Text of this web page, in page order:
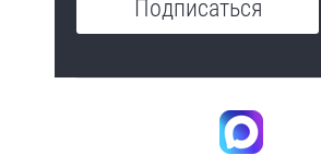
Подписаться